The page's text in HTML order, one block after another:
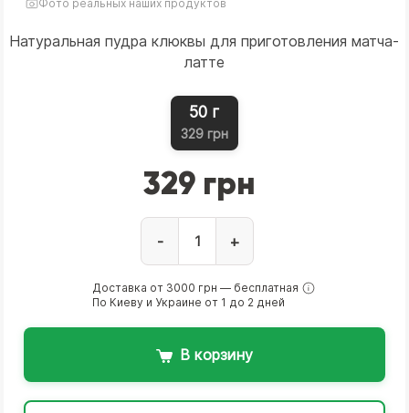
Фото реальных наших продуктов
Натуральная пудра клюквы для приготовления матча-
латте
50 г
329 грн
329 грн
- +
Доставка от 3000 грн — бесплатная
По Киеву и Украине от 1 до 2 дней
В корзину